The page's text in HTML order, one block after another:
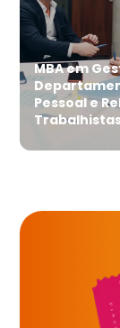
MBA em
Pessoal e